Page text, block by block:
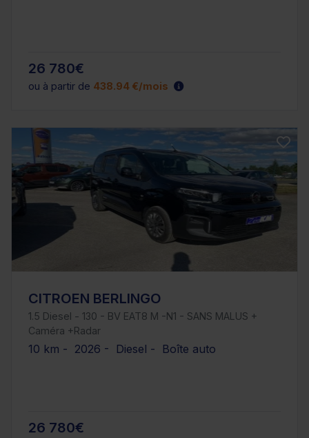
26 780€
ou à partir de 438.94 €/mois
CITROEN BERLINGO
1.5 Diesel - 130 - BV EAT8 M -N1 - SANS MALUS +
Caméra +Radar
10 km - 2026 - Diesel - Boîte auto
26 780€